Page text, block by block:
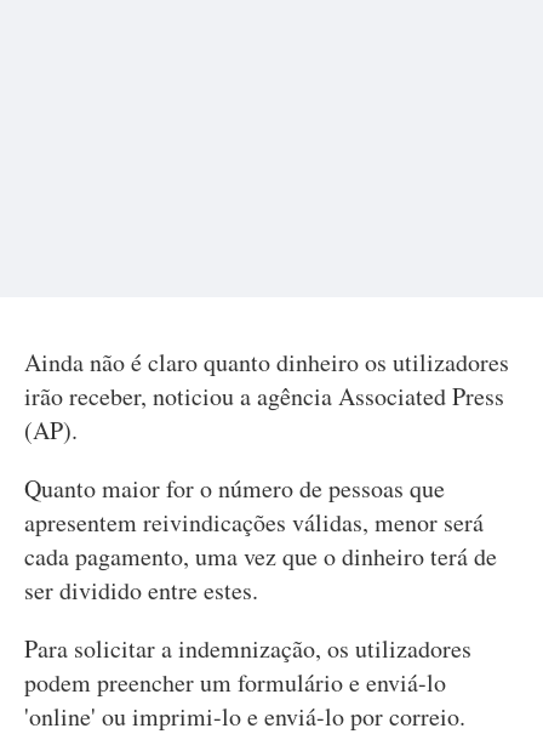
Ainda não é claro quanto dinheiro os utilizadores
irão receber, noticiou a agência Associated Press
(AP).
Quanto maior for o número de pessoas que
apresentem reivindicações válidas, menor será
cada pagamento, uma vez que o dinheiro terá de
ser dividido entre estes.
Para solicitar a indemnização, os utilizadores
podem preencher um formulário e enviá-lo
'online' ou imprimi-lo e enviá-lo por correio.